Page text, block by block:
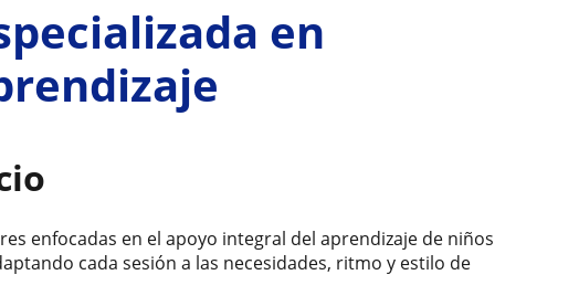
en
enfocadas en el apoyo integral del aprendizaje de niños
cada sesión a las necesidades, ritmo y estilo de